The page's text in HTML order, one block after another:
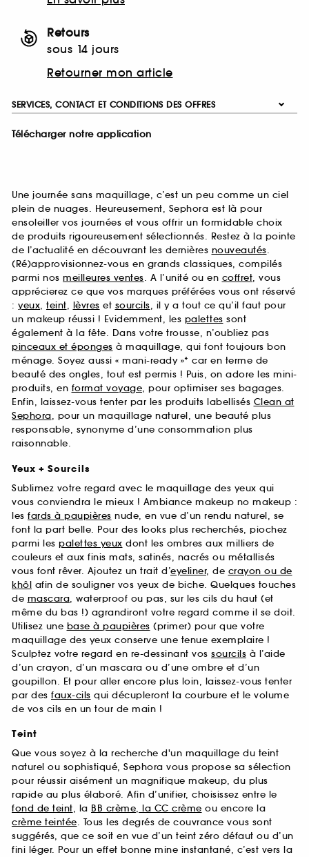
Retours
sous 14 jours
Retourner mon article
SERVICES, CONTACT ET CONDITIONS DES OFFRES
Télécharger notre application
Une journée sans maquillage, c’est un peu comme un ciel
plein de nuages. Heureusement, Sephora est là pour
ensoleiller vos journées et vous offrir un formidable choix
de produits rigoureusement sélectionnés. Restez à la pointe
de l’actualité en découvrant les dernières nouveautés.
(Ré)approvisionnez-vous en grands classiques, compilés
parmi nos meilleures ventes. A l’unité ou en coffret, vous
apprécierez ce que vos marques préférées vous ont réservé
: yeux, teint, lèvres et sourcils, il y a tout ce qu’il faut pour
un makeup réussi ! Evidemment, les palettes sont
également à la fête. Dans votre trousse, n’oubliez pas
pinceaux et éponges à maquillage, qui font toujours bon
ménage. Soyez aussi « mani-ready »* car en terme de
beauté des ongles, tout est permis ! Puis, on adore les mini-
produits, en format voyage, pour optimiser ses bagages.
Enfin, laissez-vous tenter par les produits labellisés Clean at
Sephora, pour un maquillage naturel, une beauté plus
responsable, synonyme d’une consommation plus
raisonnable.
Yeux + Sourcils
Sublimez votre regard avec le maquillage des yeux qui
vous conviendra le mieux ! Ambiance makeup no makeup :
les fards à paupières nude, en vue d’un rendu naturel, se
font la part belle. Pour des looks plus recherchés, piochez
parmi les palettes yeux dont les ombres aux milliers de
couleurs et aux finis mats, satinés, nacrés ou métallisés
vous font rêver. Ajoutez un trait d’eyeliner, de crayon ou de
khôl afin de souligner vos yeux de biche. Quelques touches
de mascara, waterproof ou pas, sur les cils du haut (et
même du bas !) agrandiront votre regard comme il se doit.
Utilisez une base à paupières (primer) pour que votre
maquillage des yeux conserve une tenue exemplaire !
Sculptez votre regard en re-dessinant vos sourcils à l’aide
d’un crayon, d’un mascara ou d’une ombre et d’un
goupillon. Et pour aller encore plus loin, laissez-vous tenter
par des faux-cils qui décupleront la courbure et le volume
de vos cils en un tour de main !
Teint
Que vous soyez à la recherche d'un maquillage du teint
naturel ou sophistiqué, Sephora vous propose sa sélection
pour réussir aisément un magnifique makeup, du plus
rapide au plus élaboré. Afin d’unifier, choisissez entre le
fond de teint, la BB crème, la CC crème ou encore la
crème teintée. Tous les degrés de couvrance vous sont
suggérés, que ce soit en vue d’un teint zéro défaut ou d’un
fini léger. Pour un effet bonne mine instantané, c’est vers la